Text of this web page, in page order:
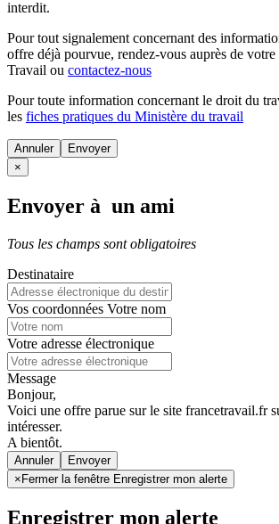
interdit.
Pour tout signalement concernant des
offre déjà pourvue, rendez-vous auprès de votre
Travail ou contactez-nous
Pour toute information concernant le droit du
les fiches pratiques du Ministère du travail
Annuler
×
Envoyer à un ami
Tous les champs sont obligatoires
Destinataire
Vos coordonnées Votre nom
Votre adresse électronique
Message
Bonjour,
Voici une offre parue sur le site francetravail.fr
intéresser.
A bientôt.
Annuler
× Fermer la fenêtre Enregistrer mon alerte
Enregistrer mon alerte